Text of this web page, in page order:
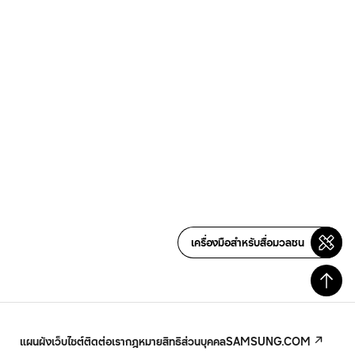
เครื่องมือสำหรับสื่อมวลชน
แผนผังเว็บไซต์ติดต่อเรากฎหมายสิทธิส่วนบุคคลSAMSUNG.COM